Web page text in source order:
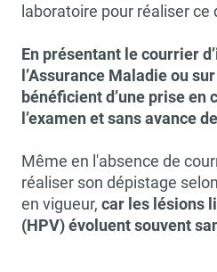
laboratoire pour réaliser ce
En présentant le courrier
l’Assurance Maladie ou
bénéficient d’une prise en
l’examen et sans avance
Même en l'absence de
réaliser son dépistage
en vigueur, car les lésions
(HPV) évoluent souvent